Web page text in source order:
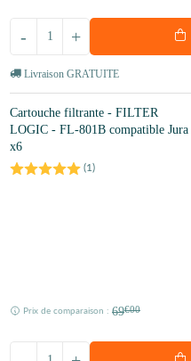
+
-
Livraison GRATUITE
Cartouche filtrante - FILTER
LOGIC - FL-801B compatible Jura
x6
(1 )
Prix de comparaison : 69€00